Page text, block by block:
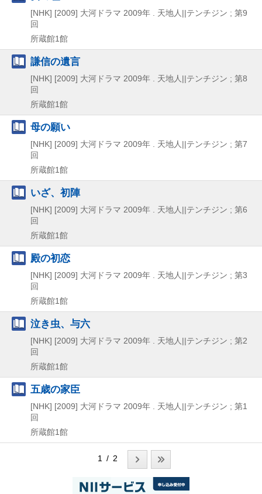
[NHK] [2009] 大河ドラマ 2009年 . 天地人||テンチジン ; 第9
回
所蔵館1館
謙信の遺言
[NHK] [2009] 大河ドラマ 2009年 . 天地人||テンチジン ; 第8
回
所蔵館1館
母の願い
[NHK] [2009] 大河ドラマ 2009年 . 天地人||テンチジン ; 第7
回
所蔵館1館
いざ、初陣
[NHK] [2009] 大河ドラマ 2009年 . 天地人||テンチジン ; 第6
回
所蔵館1館
殿の初恋
[NHK] [2009] 大河ドラマ 2009年 . 天地人||テンチジン ; 第3
回
所蔵館1館
泣き虫、与六
[NHK] [2009] 大河ドラマ 2009年 . 天地人||テンチジン ; 第2
回
所蔵館1館
五歳の家臣
[NHK] [2009] 大河ドラマ 2009年 . 天地人||テンチジン ; 第1
回
所蔵館1館
1 / 2